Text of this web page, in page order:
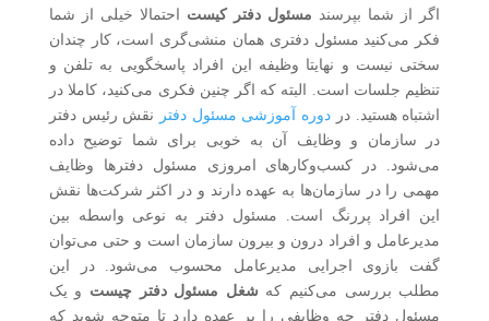
اگر از شما بپرسند مسئول دفتر کیست احتمالا خیلی از شما
فکر می‌کنید مسئول دفتری همان منشی‌گری است، کار چندان
سختی نیست و نهایتا وظیفه این افراد پاسخگویی به تلفن و
تنظیم جلسات است. البته که اگر چنین فکری می‌کنید، کاملا در
اشتباه هستید. در دوره آموزشی مسئول دفتر
نقش رئیس دفتر
در سازمان و وظایف آن به خوبی برای شما توضیح داده
می‌شود. در کسب‌وکارهای امروزی مسئول دفترها وظایف
مهمی را در سازمان‌ها به عهده دارند و در اکثر شرکت‌ها نقش
این افراد پررنگ است. مسئول دفتر به نوعی واسطه بین
مدیرعامل و افراد درون و بیرون سازمان است و حتی می‌توان
گفت بازوی اجرایی مدیرعامل محسوب می‌شود. در این
مطلب بررسی می‌کنیم که شغل مسئول دفتر چیست و یک
مسئول دفتر چه وظایفی را بر عهده دارد تا متوجه شوید که